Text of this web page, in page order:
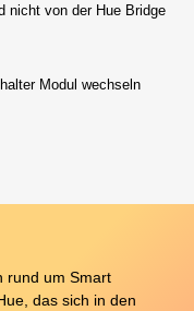
nicht von der Hue Bridge
Modul wechseln
rund um Smart
das sich in den